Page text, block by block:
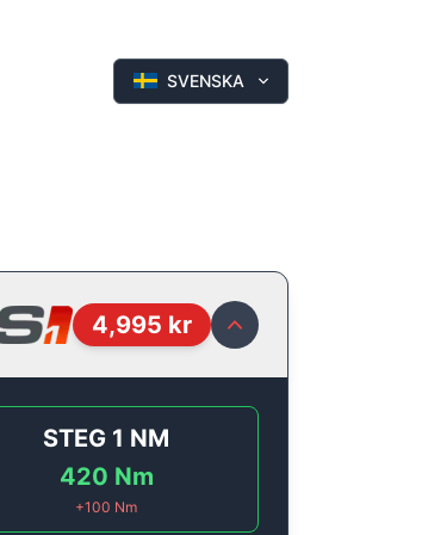
SVENSKA
4,995 kr
STEG 1 NM
420 Nm
+100 Nm